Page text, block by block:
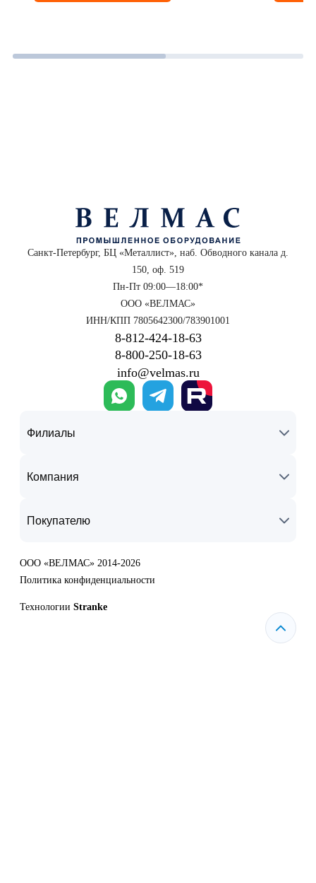
Санкт-Петербург, БЦ «Металлист», наб. Обводного канала д.
150, оф. 519
Пн-Пт 09:00—18:00*
ООО «ВЕЛМАС»
ИНН/КПП 7805642300/783901001
8‑812‑424‑18‑63
8‑800‑250‑18‑63
info@velmas.ru
Филиалы
Компания
Покупателю
ООО «ВЕЛМАС» 2014-2026
Политика конфиденциальности
Технологии Stranke